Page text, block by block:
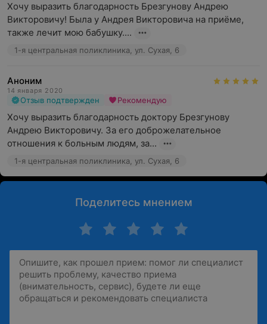
Хочу выразить благодарность Брезгунову Андрею
Викторовичу! Была у Андрея Викторовича на приёме,
также лечит мою бабушку....
1-я центральная поликлиника, ул. Сухая, 6
Аноним
14 января 2020
Отзыв подтвержден Рекомендую
Хочу выразить благодарность доктору Брезгунову
Андрею Викторовичу. За его доброжелательное
отношения к больным людям, за...
1-я центральная поликлиника, ул. Сухая, 6
Поделитесь мнением